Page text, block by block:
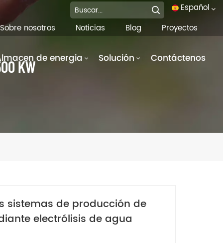
Español
English
Sobre nosotros Noticias Blog Proyectos
de energia Solución Contáctenos
KW
sistemas de producción de
electrólisis de agua